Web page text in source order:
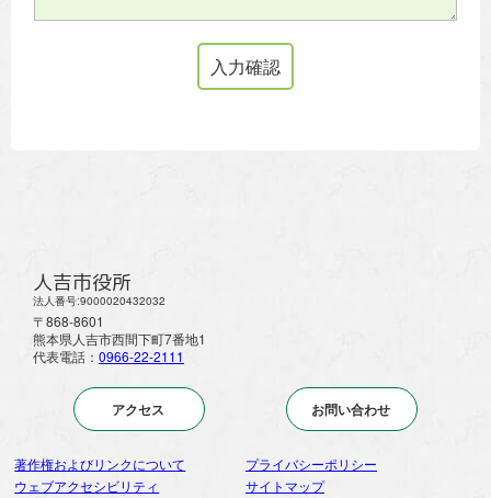
人吉市役所
法人番号:9000020432032
〒868-8601
熊本県人吉市西間下町7番地1
代表電話： 0966-22-2111
アクセス お問い合わせ
著作権およびリンクについて
プライバシーポリシー
ウェブアクセシビリティ
サイトマップ